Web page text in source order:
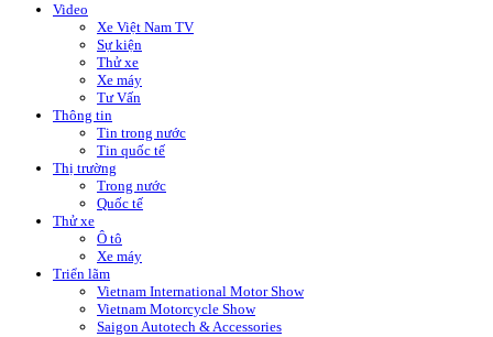
Video
Xe Việt Nam TV
Sự kiện
Thử xe
Xe máy
Tư Vấn
Thông tin
Tin trong nước
Tin quốc tế
Thị trường
Trong nước
Quốc tế
Thử xe
Ô tô
Xe máy
Triển lãm
Vietnam International Motor Show
Vietnam Motorcycle Show
Saigon Autotech & Accessories